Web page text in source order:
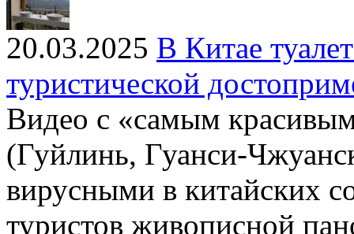
20.03.2025 В Китае
туристической
Видео с «самым
(Гуйлинь, Гуанси-
вирусными в китайских
туристов живописной